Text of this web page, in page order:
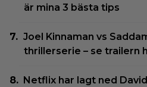
är mina 3 bästa tips
Joel Kinnaman vs
thrillerserie – se trailern
Netflix har lagt ned